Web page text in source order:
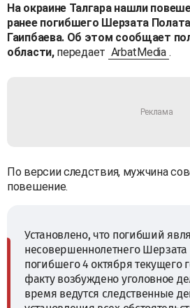
На окраине Талгара нашли
ранее погибшего Шерзата
Гаипбаева. Об этом сообщает
области,передает ArbatMedia .
По версии следствия, мужчина
повешение.
Установлено, что погибший
несовершеннолетнего Шерзата
погибшего 4 октября текущего
факту возбуждено уголовное
время ведутся следственные